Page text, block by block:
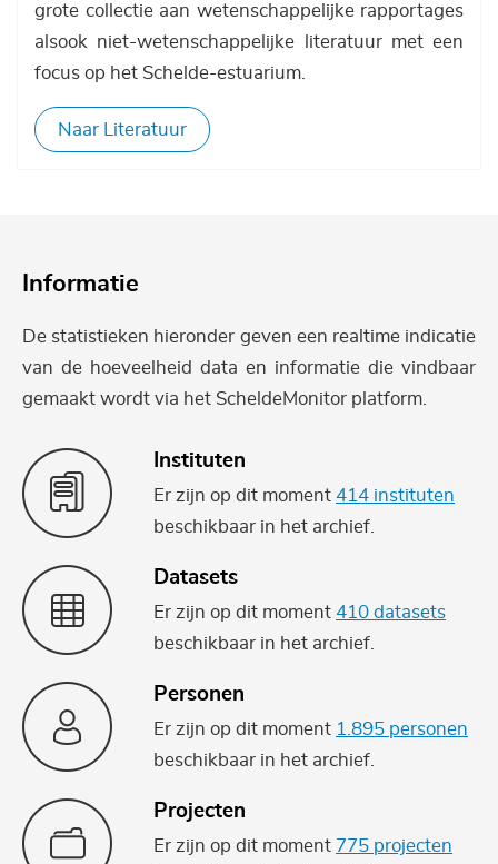
grote collectie aan wetenschappelijke rapportages
alsook niet-wetenschappelijke literatuur met een
focus op het Schelde-estuarium.
Naar Literatuur
Informatie
De statistieken hieronder geven een realtime indicatie
van de hoeveelheid data en informatie die vindbaar
gemaakt wordt via het ScheldeMonitor platform.
Instituten
Er zijn op dit moment 414 instituten
beschikbaar in het archief.
Datasets
Er zijn op dit moment 410 datasets
beschikbaar in het archief.
Personen
Er zijn op dit moment 1.895 personen
beschikbaar in het archief.
Projecten
Er zijn op dit moment 775 projecten